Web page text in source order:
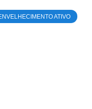
ATIVO